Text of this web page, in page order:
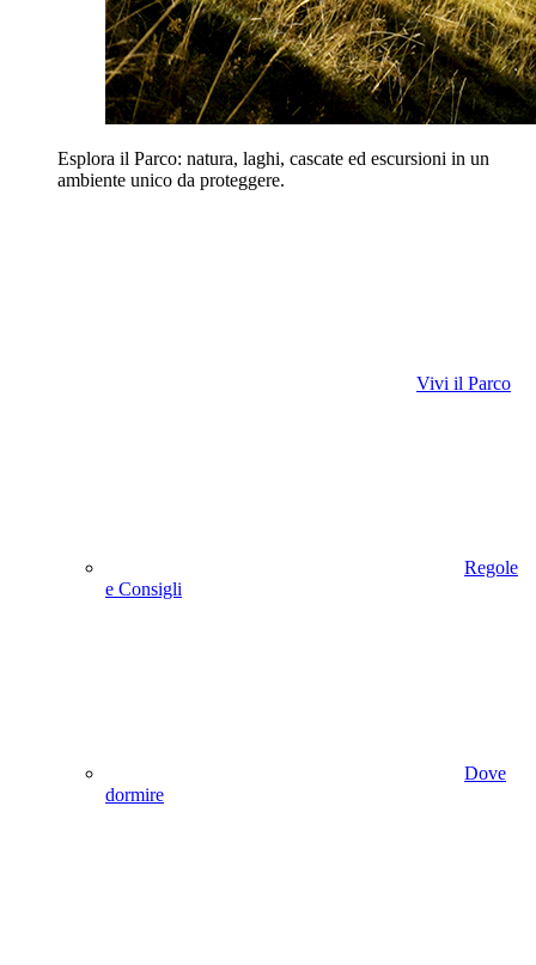
Esplora il Parco: natura, laghi, cascate ed escursioni in un
ambiente unico da proteggere.
Vivi il Parco
Regole
e Consigli
Dove
dormire